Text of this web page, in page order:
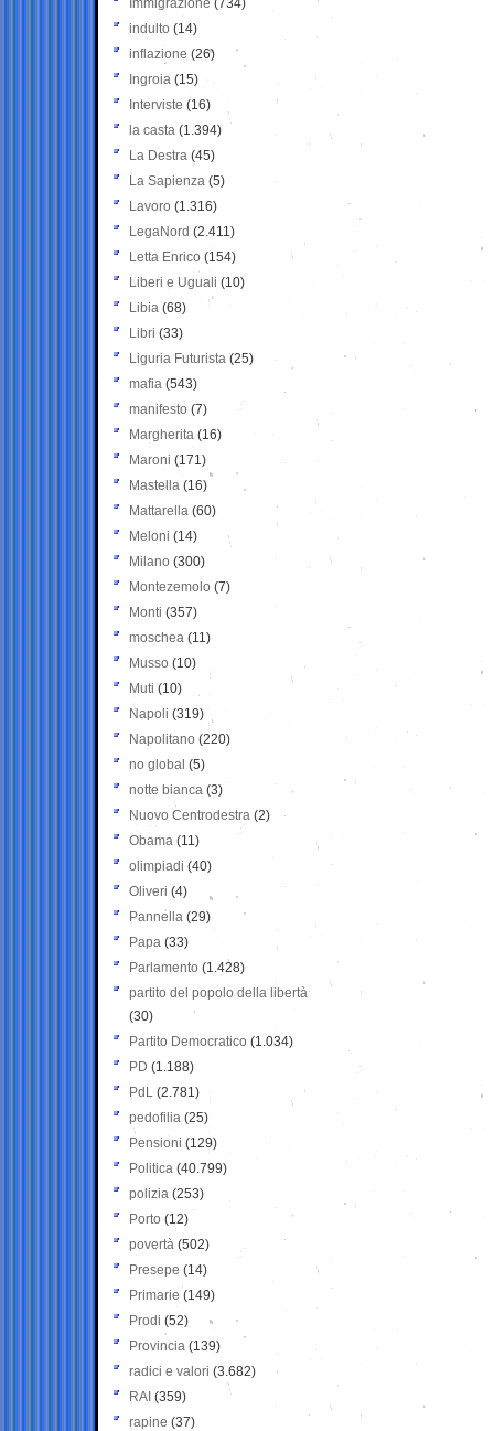
Immigrazione (734)
indulto (14)
inflazione (26)
Ingroia (15)
Interviste (16)
la casta (1.394)
La Destra (45)
La Sapienza (5)
Lavoro (1.316)
LegaNord (2.411)
Letta Enrico (154)
Liberi e Uguali (10)
Libia (68)
Libri (33)
Liguria Futurista (25)
mafia (543)
manifesto (7)
Margherita (16)
Maroni (171)
Mastella (16)
Mattarella (60)
Meloni (14)
Milano (300)
Montezemolo (7)
Monti (357)
moschea (11)
Musso (10)
Muti (10)
Napoli (319)
Napolitano (220)
no global (5)
notte bianca (3)
Nuovo Centrodestra (2)
Obama (11)
olimpiadi (40)
Oliveri (4)
Pannella (29)
Papa (33)
Parlamento (1.428)
partito del popolo della libertà
(30)
Partito Democratico (1.034)
PD (1.188)
PdL (2.781)
pedofilia (25)
Pensioni (129)
Politica (40.799)
polizia (253)
Porto (12)
povertà (502)
Presepe (14)
Primarie (149)
Prodi (52)
Provincia (139)
radici e valori (3.682)
RAI (359)
rapine (37)